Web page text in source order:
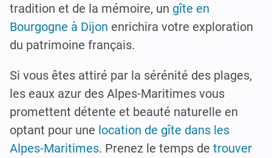
tradition et de la mémoire, un gîte en
Bourgogne à Dijon enrichira votre exploration
du patrimoine français.
Si vous êtes attiré par la sérénité des plages,
les eaux azur des Alpes-Maritimes vous
promettent détente et beauté naturelle en
optant pour une location de gîte dans les
Alpes-Maritimes. Prenez le temps de trouver